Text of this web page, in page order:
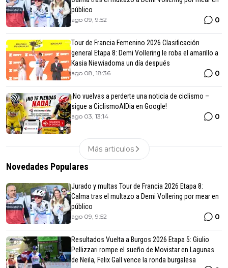
público
ago 09, 9:52 0
Tour de Francia Femenino 2026 Clasificación
general Etapa 8: Demi Vollering le roba el amarillo a
Kasia Niewiadoma un día después
ago 08, 18:36 0
¡No vuelvas a perderte una noticia de ciclismo –
sigue a CiclismoAlDia en Google!
ago 03, 13:14 0
Más articulos
Novedades Populares
Jurado y multas Tour de Francia 2026 Etapa 8:
Calma tras el multazo a Demi Vollering por mear en
público
ago 09, 9:52 0
Resultados Vuelta a Burgos 2026 Etapa 5: Giulio
Pellizzari rompe el sueño de Movistar en Lagunas
de Neila, Felix Gall vence la ronda burgalesa